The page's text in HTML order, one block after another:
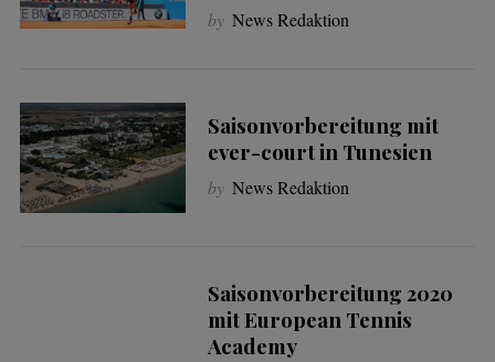
by News Redaktion
Saisonvorbereitung mit
ever-court in Tunesien
by News Redaktion
Saisonvorbereitung 2020
mit European Tennis
Academy